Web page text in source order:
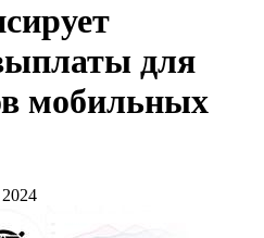
для
мобильных